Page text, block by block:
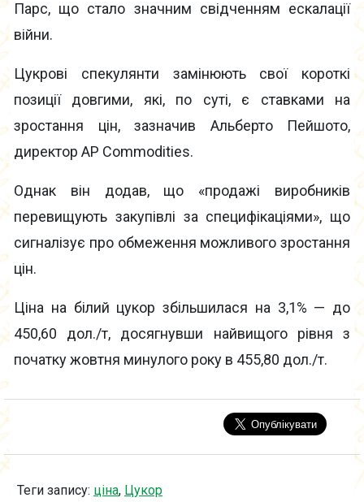
Парс, що стало значним свідченням ескалації
війни.
Цукрові спекулянти замінюють свої короткі
позиції довгими, які, по суті, є ставками на
зростання цін, зазначив Альберто Пейшото,
директор AP Commodities.
Однак він додав, що «продажі виробників
перевищують закупівлі за специфікаціями», що
сигналізує про обмеження можливого зростання
цін.
Ціна на білий цукор збільшилася на 3,1% — до
450,60 дол./т, досягнувши найвищого рівня з
початку жовтня минулого року в 455,80 дол./т.
Теги запису: ціна, Цукор